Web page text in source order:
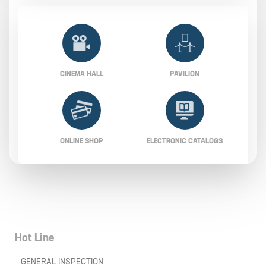
CINEMA HALL PAVILION
ONLINE SHOP ELECTRONIC CATALOGS
Hot Line
GENERAL INSPECTION